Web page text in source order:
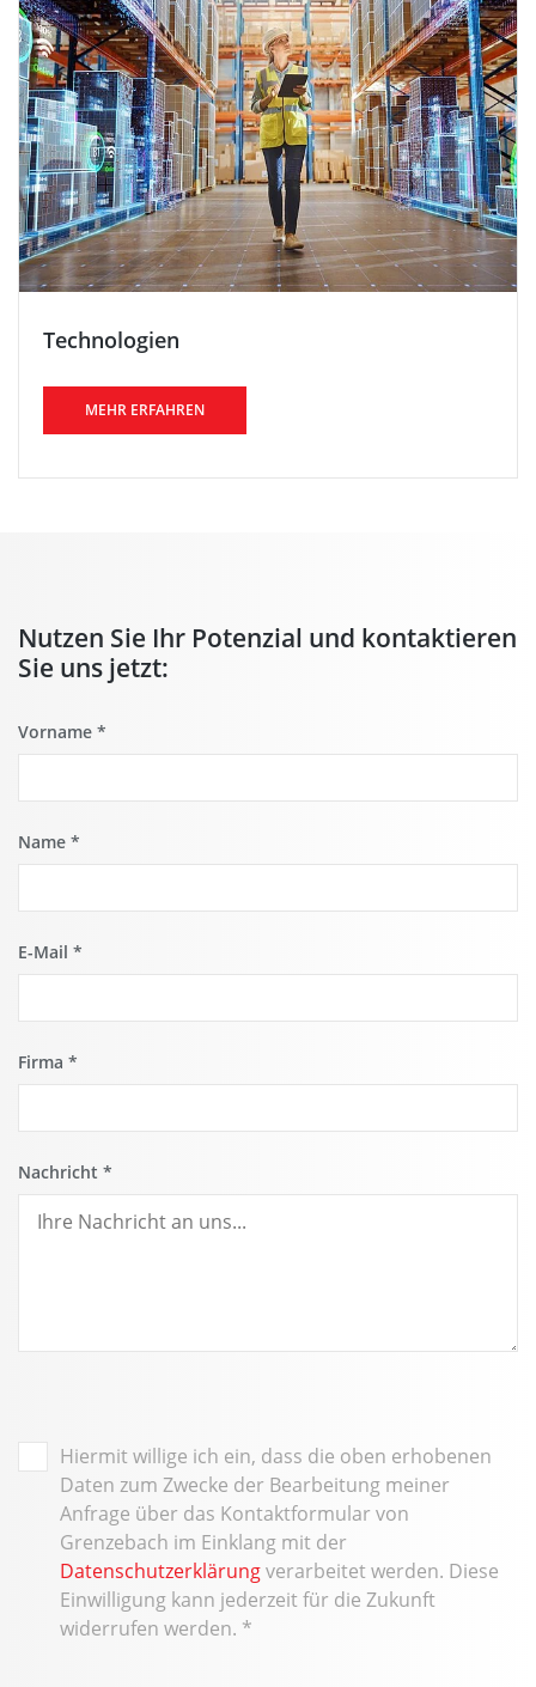
Technologien
MEHR ERFAHREN
Nutzen Sie Ihr Potenzial und kontaktieren
Sie uns jetzt:
Vorname *
Name *
E-Mail *
Firma *
Nachricht *
Hiermit willige ich ein, dass die oben erhobenen
Daten zum Zwecke der Bearbeitung meiner
Anfrage über das Kontaktformular von
Grenzebach im Einklang mit der
Datenschutzerklärungverarbeitet werden. Diese
Einwilligung kann jederzeit für die Zukunft
widerrufen werden. *